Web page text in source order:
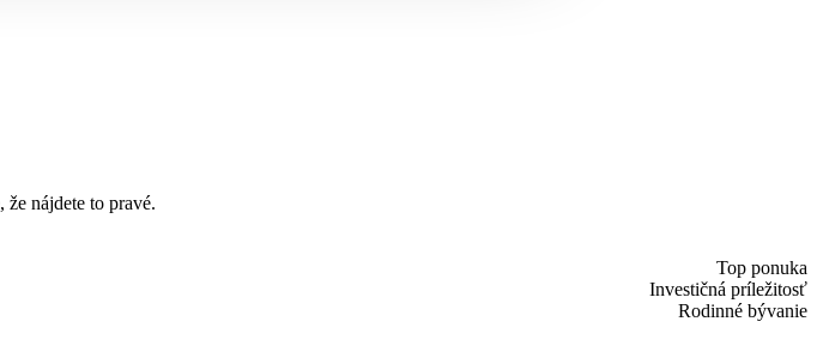
nájdete to pravé.
Top ponuka
Investičná príležitosť
Rodinné bývanie